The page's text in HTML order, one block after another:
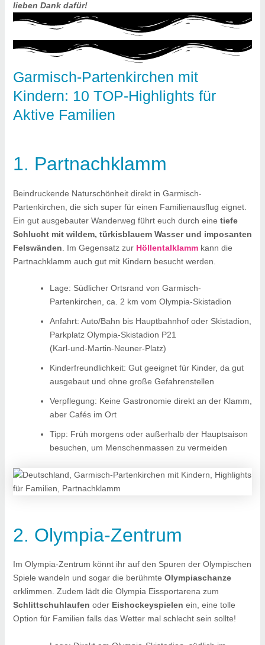
lieben Dank dafür!
Garmisch-Partenkirchen mit
Kindern: 10 TOP-Highlights für
Aktive Familien
1. Partnachklamm
Beindruckende Naturschönheit direkt in Garmisch-
Partenkirchen, die sich super für einen Familienausflug eignet.
Ein gut ausgebauter Wanderweg führt euch durch eine tiefe
Schlucht mit wildem, türkisblauem Wasser und imposanten
Felswänden . Im Gegensatz zur Höllentalklammkann die
Partnachklamm auch gut mit Kindern besucht werden.
Lage: Südlicher Ortsrand von Garmisch-
Partenkirchen, ca. 2 km vom Olympia-Skistadion
Anfahrt: Auto/Bahn bis Hauptbahnhof oder Skistadion,
Parkplatz Olympia-Skistadion P21
(Karl‑und‑Martin‑Neuner‑Platz)
Kinderfreundlichkeit: Gut geeignet für Kinder, da gut
ausgebaut und ohne große Gefahrenstellen
Verpflegung: Keine Gastronomie direkt an der Klamm,
aber Cafés im Ort
Tipp: Früh morgens oder außerhalb der Hauptsaison
besuchen, um Menschenmassen zu vermeiden
2. Olympia-Zentrum
Im Olympia-Zentrum könnt ihr auf den Spuren der Olympischen
Spiele wandeln und sogar die berühmte Olympiaschanze
erklimmen. Zudem lädt die Olympia Eissportarena zum
Schlittschuhlaufen oder Eishockeyspielen ein, eine tolle
Option für Familien falls das Wetter mal schlecht sein sollte!